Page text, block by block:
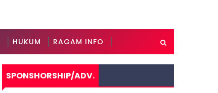
HUKUM RAGAM INFO
SPONSHORSHIP/ADV.